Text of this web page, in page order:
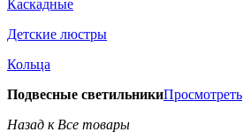
Каскадные
Детские люстры
Кольца
Подвесные светильникиПросмотреть
Назад к Все товары